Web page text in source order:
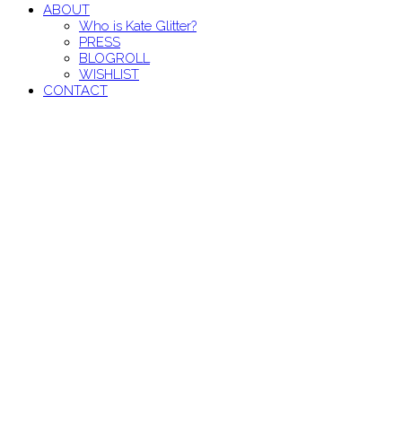
ABOUT
Who is Kate Glitter?
PRESS
BLOGROLL
WISHLIST
CONTACT